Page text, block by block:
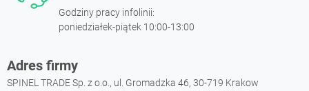
Godziny pracy infolinii:
poniedziałek-piątek 10:00-13:00
Adres firmy
SPINEL TRADE Sp. z o.o., ul. Gromadzka 46, 30-719 Krakow